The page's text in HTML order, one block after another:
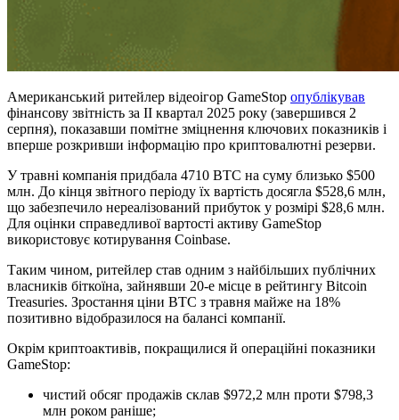
Американський ритейлер відеоігор GameStop опублікував
фінансову звітність за II квартал 2025 року (завершився 2
серпня), показавши помітне зміцнення ключових показників і
вперше розкривши інформацію про криптовалютні резерви.
У травні компанія придбала 4710 BTC на суму близько $500
млн. До кінця звітного періоду їх вартість досягла $528,6 млн,
що забезпечило нереалізований прибуток у розмірі $28,6 млн.
Для оцінки справедливої вартості активу GameStop
використовує котирування Coinbase.
Таким чином, ритейлер став одним з найбільших публічних
власників біткоїна, зайнявши 20-е місце в рейтингу Bitcoin
Treasuries. Зростання ціни BTC з травня майже на 18%
позитивно відобразилося на балансі компанії.
Окрім криптоактивів, покращилися й операційні показники
GameStop:
чистий обсяг продажів склав $972,2 млн проти $798,3
млн роком раніше;